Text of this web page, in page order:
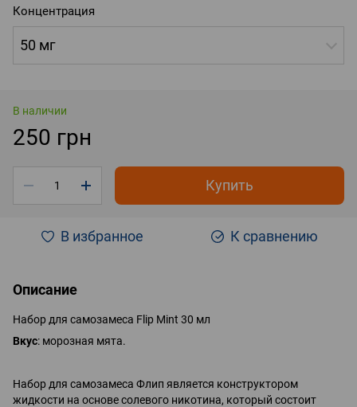
Концентрация
50 мг
В наличии
250 грн
Купить
В избранное К сравнению
Описание
Набор для самозамеса Flip Mint 30 мл
Вкус: морозная мята.
Набор для самозамеса Флип является конструктором
жидкости на основе солевого никотина, который состоит